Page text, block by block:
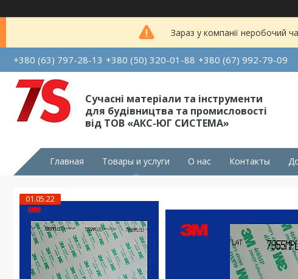
Зараз у компанії неробочий
+380 (63) 797-28-13 +380 (50) 320-01-88 +380 (67) 992-79-09
Сучасні матеріали та інструменти
для будівництва та промисловості
від ТОВ «АКС-ЮГ СИСТЕМА»
Главная Товары и услуги О нас Контакты
01.05.22